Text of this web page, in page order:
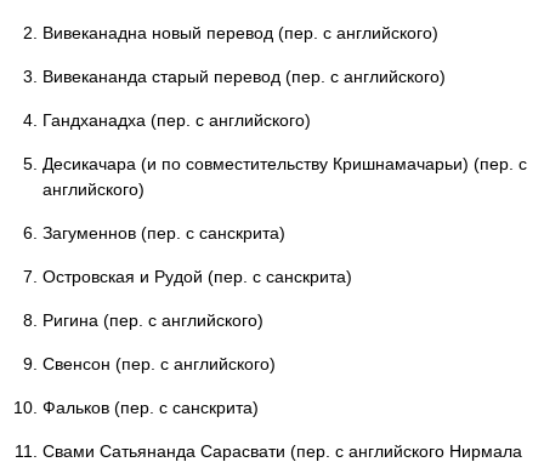
Вивеканадна новый перевод (пер. с английского)
Вивекананда старый перевод (пер. с английского)
Гандханадха (пер. с английского)
Десикачара (и по совместительству Кришнамачарьи) (пер. с
английского)
Загуменнов (пер. с санскрита)
Островская и Рудой (пер. с санскрита)
Ригина (пер. с английского)
Свенсон (пер. с английского)
Фальков (пер. с санскрита)
Свами Сатьянанда Сарасвати (пер. с английского Нирмала